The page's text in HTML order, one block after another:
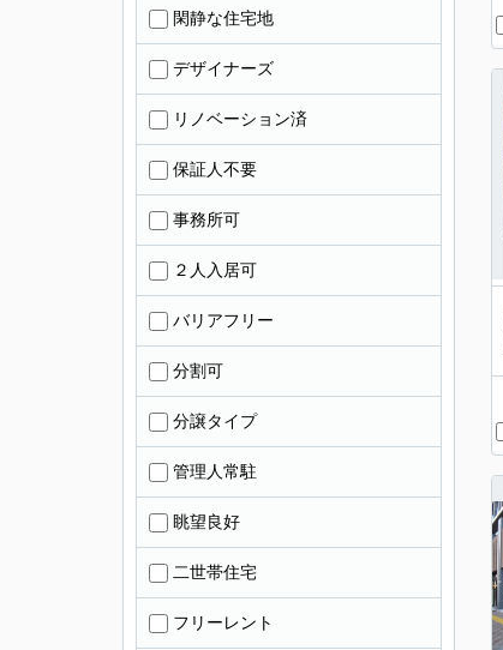
閑静な住宅地
デザイナーズ
リノベーション済
保証人不要
事務所可
２人入居可
バリアフリー
分割可
分譲タイプ
管理人常駐
眺望良好
二世帯住宅
フリーレント